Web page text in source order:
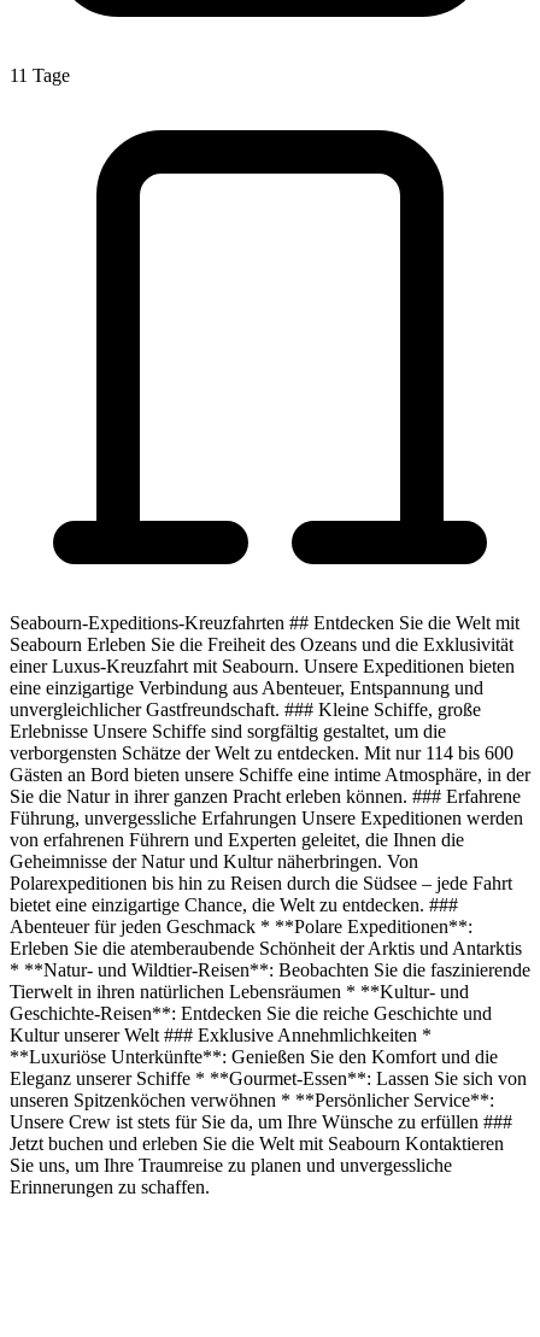
11 Tage
Seabourn-Expeditions-Kreuzfahrten ## Entdecken Sie die Welt mit
Seabourn Erleben Sie die Freiheit des Ozeans und die Exklusivität
einer Luxus-Kreuzfahrt mit Seabourn. Unsere Expeditionen bieten
eine einzigartige Verbindung aus Abenteuer, Entspannung und
unvergleichlicher Gastfreundschaft. ### Kleine Schiffe, große
Erlebnisse Unsere Schiffe sind sorgfältig gestaltet, um die
verborgensten Schätze der Welt zu entdecken. Mit nur 114 bis 600
Gästen an Bord bieten unsere Schiffe eine intime Atmosphäre, in der
Sie die Natur in ihrer ganzen Pracht erleben können. ### Erfahrene
Führung, unvergessliche Erfahrungen Unsere Expeditionen werden
von erfahrenen Führern und Experten geleitet, die Ihnen die
Geheimnisse der Natur und Kultur näherbringen. Von
Polarexpeditionen bis hin zu Reisen durch die Südsee – jede Fahrt
bietet eine einzigartige Chance, die Welt zu entdecken. ###
Abenteuer für jeden Geschmack * **Polare Expeditionen**:
Erleben Sie die atemberaubende Schönheit der Arktis und Antarktis
* **Natur- und Wildtier-Reisen**: Beobachten Sie die faszinierende
Tierwelt in ihren natürlichen Lebensräumen * **Kultur- und
Geschichte-Reisen**: Entdecken Sie die reiche Geschichte und
Kultur unserer Welt ### Exklusive Annehmlichkeiten *
**Luxuriöse Unterkünfte**: Genießen Sie den Komfort und die
Eleganz unserer Schiffe * **Gourmet-Essen**: Lassen Sie sich von
unseren Spitzenköchen verwöhnen * **Persönlicher Service**:
Unsere Crew ist stets für Sie da, um Ihre Wünsche zu erfüllen ###
Jetzt buchen und erleben Sie die Welt mit Seabourn Kontaktieren
Sie uns, um Ihre Traumreise zu planen und unvergessliche
Erinnerungen zu schaffen.